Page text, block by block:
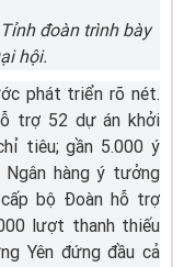
đoàn trình bày
hội.
phát triển rõ nét.
trợ 52 dự án khởi
tiêu; gần 5.000 ý
hàng ý tưởng
bộ Đoàn hỗ trợ
lượt thanh thiếu
Yên đứng đầu cả